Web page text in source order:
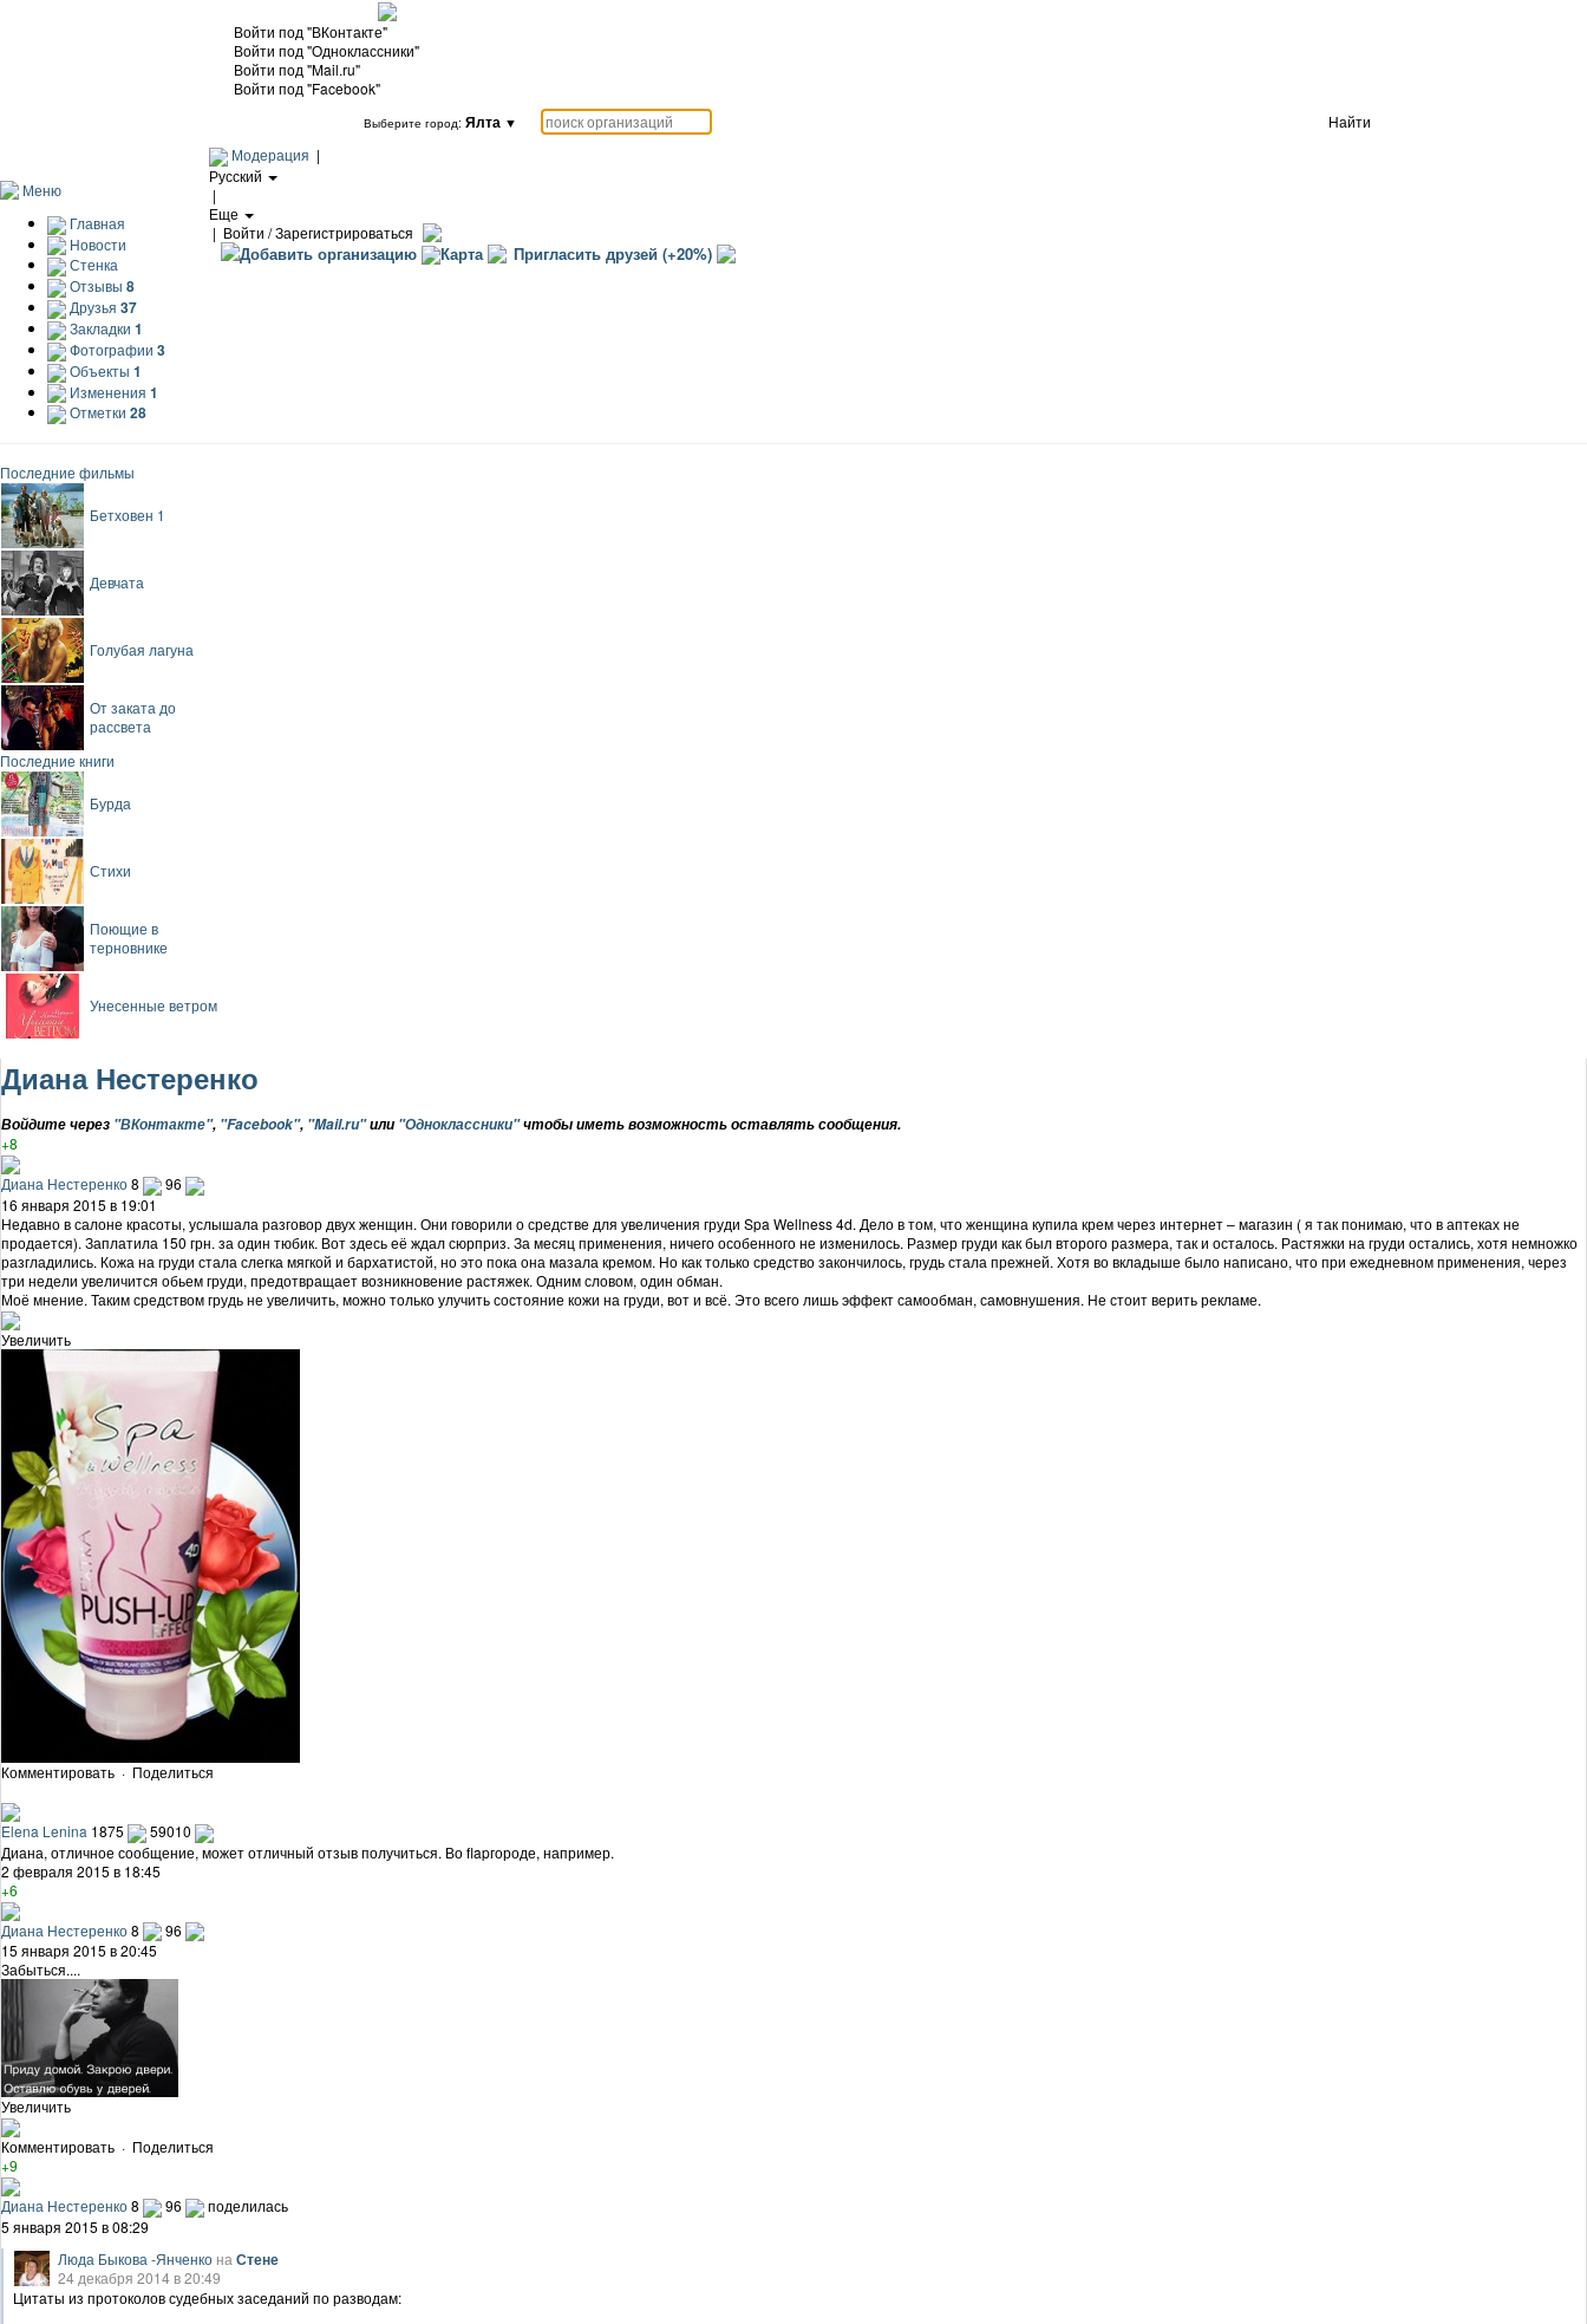
Войти под "ВКонтакте"
Войти под "Одноклассники"
Войти под "Mail.ru"
Войти под "Facebook"
Выберите город: Ялта ▼
Найти
Модерация |
Русский
|
Еще
| Войти / Зарегистрироваться
Добавить организацию Карта Пригласить друзей (+20%)
Меню
Главная
Новости
Стенка
Отзывы 8
Друзья 37
Закладки 1
Фотографии 3
Объекты 1
Изменения 1
Отметки 28
Последние фильмы
Бетховен 1
Девчата
Голубая лагуна
От заката до
рассвета
Последние книги
Бурда
Стихи
Поющие в
терновнике
Унесенные ветром
Диана Нестеренко
Войдите через "ВКонтакте", "Facebook", "Mail.ru"или "Одноклассники"чтобы иметь возможность оставлять сообщения.
+8
Диана Нестеренко8
96
16 января 2015 в 19:01
Недавно в салоне красоты, услышала разговор двух женщин. Они говорили о средстве для увеличения груди Spa Wellness 4d. Дело в том, что женщина купила крем через интернет – магазин ( я так понимаю, что в аптеках не
продается). Заплатила 150 грн. за один тюбик. Вот здесь её ждал сюрприз. За месяц применения, ничего особенного не изменилось. Размер груди как был второго размера, так и осталось. Растяжки на груди остались, хотя немножко
разгладились. Кожа на груди стала слегка мягкой и бархатистой, но это пока она мазала кремом. Но как только средство закончилось, грудь стала прежней. Хотя во вкладыше было написано, что при ежедневном применения, через
три недели увеличится обьем груди, предотвращает возникновение растяжек. Одним словом, один обман.
Моё мнение. Таким средством грудь не увеличить, можно только улучить состояние кожи на груди, вот и всё. Это всего лишь эффект самообман, самовнушения. Не стоит верить рекламе.
Увеличить
Комментировать · Поделиться
Elena Lenina 1875
59010
Диана, отличное сообщение, может отличный отзыв получиться. Во flapгороде, например.
2 февраля 2015 в 18:45
+6
Диана Нестеренко8
96
15 января 2015 в 20:45
Забыться....
Увеличить
Комментировать · Поделиться
+9
Диана Нестеренко8 96
поделилась
5 января 2015 в 08:29
Люда Быкова -Янченко на Стене
24 декабря 2014 в 20:49
Цитаты из протоколов судебных заседаний по разводам: